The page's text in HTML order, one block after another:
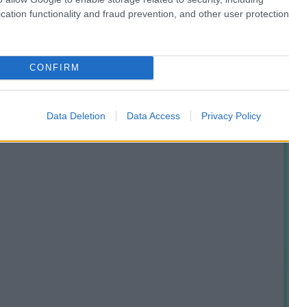
functionality and fraud prevention, and other user protection.
CONFIRM
Data Deletion Data Access Privacy Policy